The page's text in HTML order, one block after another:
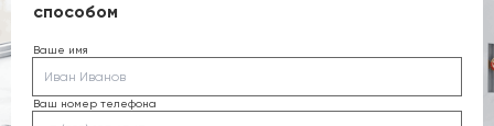
способом
Ваше имя
Ваш номер телефона